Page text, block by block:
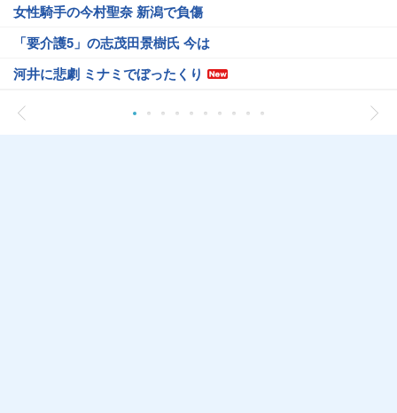
女性騎手の今村聖奈 新潟で負傷
「要介護5」の志茂田景樹氏 今は
河井に悲劇 ミナミでぼったくり